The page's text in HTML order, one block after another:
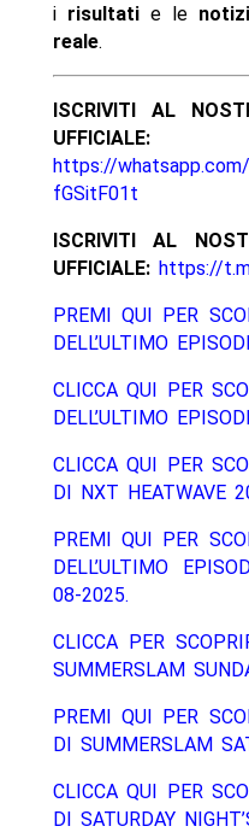
i risultatie le
reale.
ISCRIVITI AL
UFFICIALE:
https://
fGSitF01t
ISCRIVITI AL
UFFICIALE: https://
PREMI QUI PER
DELL’ULTIMO
CLICCA QUI PER
DELL’ULTIMO
CLICCA QUI PER
DI NXT HEATWAVE
PREMI QUI PER
DELL’ULTIMO
08-2025.
CLICCA PER
SUMMERSLAM
PREMI QUI PER
DI SUMMERSLAM
CLICCA QUI PER
DI SATURDAY